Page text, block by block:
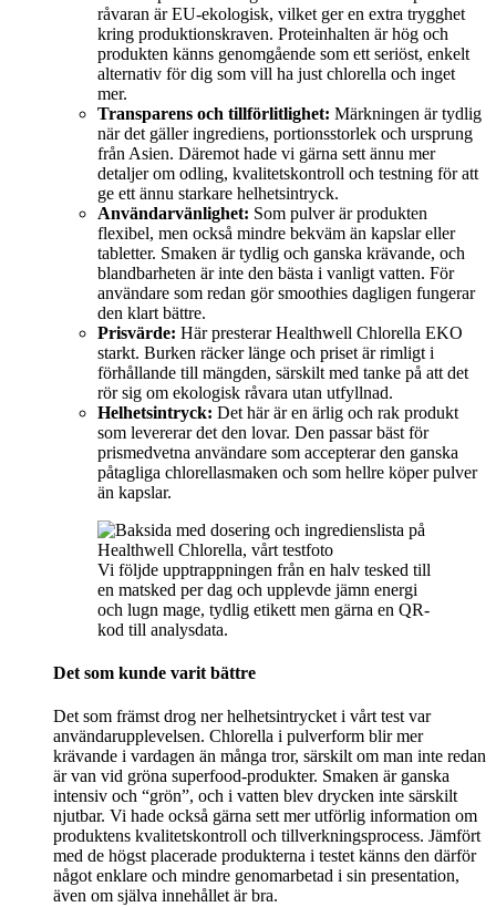
råvaran är EU-ekologisk, vilket ger en extra trygghet
kring produktionskraven. Proteinhalten är hög och
produkten känns genomgående som ett seriöst, enkelt
alternativ för dig som vill ha just chlorella och inget
mer.
Transparens och tillförlitlighet: Märkningen är tydlig
när det gäller ingrediens, portionsstorlek och ursprung
från Asien. Däremot hade vi gärna sett ännu mer
detaljer om odling, kvalitetskontroll och testning för att
ge ett ännu starkare helhetsintryck.
Användarvänlighet: Som pulver är produkten
flexibel, men också mindre bekväm än kapslar eller
tabletter. Smaken är tydlig och ganska krävande, och
blandbarheten är inte den bästa i vanligt vatten. För
användare som redan gör smoothies dagligen fungerar
den klart bättre.
Prisvärde: Här presterar Healthwell Chlorella EKO
starkt. Burken räcker länge och priset är rimligt i
förhållande till mängden, särskilt med tanke på att det
rör sig om ekologisk råvara utan utfyllnad.
Helhetsintryck: Det här är en ärlig och rak produkt
som levererar det den lovar. Den passar bäst för
prismedvetna användare som accepterar den ganska
påtagliga chlorellasmaken och som hellre köper pulver
än kapslar.
Vi följde upptrappningen från en halv tesked till
en matsked per dag och upplevde jämn energi
och lugn mage, tydlig etikett men gärna en QR-
kod till analysdata.
Det som kunde varit bättre
Det som främst drog ner helhetsintrycket i vårt test var
användarupplevelsen. Chlorella i pulverform blir mer
krävande i vardagen än många tror, särskilt om man inte redan
är van vid gröna superfood-produkter. Smaken är ganska
intensiv och “grön”, och i vatten blev drycken inte särskilt
njutbar. Vi hade också gärna sett mer utförlig information om
produktens kvalitetskontroll och tillverkningsprocess. Jämfört
med de högst placerade produkterna i testet känns den därför
något enklare och mindre genomarbetad i sin presentation,
även om själva innehållet är bra.